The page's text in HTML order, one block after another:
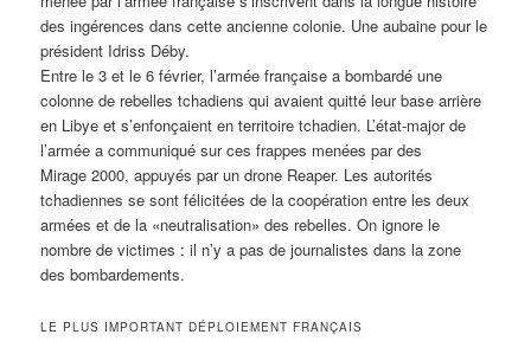
des ingérences dans cette ancienne colonie. Une aubaine pour le
président Idriss Déby.
Entre le 3 et le 6 février, l’armée française a bombardé une
colonne de rebelles tchadiens qui avaient quitté leur base arrière
en Libye et s’enfonçaient en territoire tchadien. L’état-major de
l’armée a communiqué sur ces frappes menées par des
Mirage 2000, appuyés par un drone Reaper. Les autorités
tchadiennes se sont félicitées de la coopération entre les deux
armées et de la «neutralisation» des rebelles. On ignore le
nombre de victimes : il n’y a pas de journalistes dans la zone
des bombardements.
LE PLUS IMPORTANT DÉPLOIEMENT FRANÇAIS